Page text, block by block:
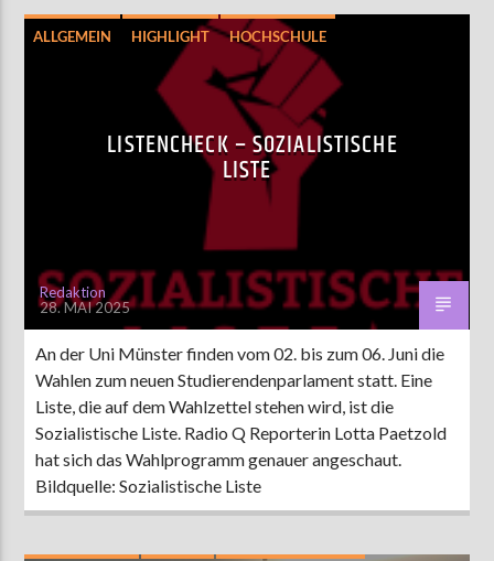
ALLGEMEIN HIGHLIGHT HOCHSCHULE
STUPA-WAHL 2025
LISTENCHECK – SOZIALISTISCHE
LISTE
Redaktion
28. MAI 2025
An der Uni Münster finden vom 02. bis zum 06. Juni die
Wahlen zum neuen Studierendenparlament statt. Eine
Liste, die auf dem Wahlzettel stehen wird, ist die
Sozialistische Liste. Radio Q Reporterin Lotta Paetzold
hat sich das Wahlprogramm genauer angeschaut.
Bildquelle: Sozialistische Liste